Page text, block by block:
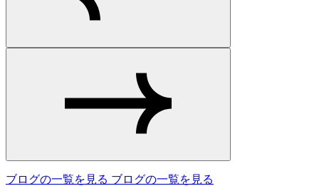
ブログの一覧を見る ブログの一覧を見る